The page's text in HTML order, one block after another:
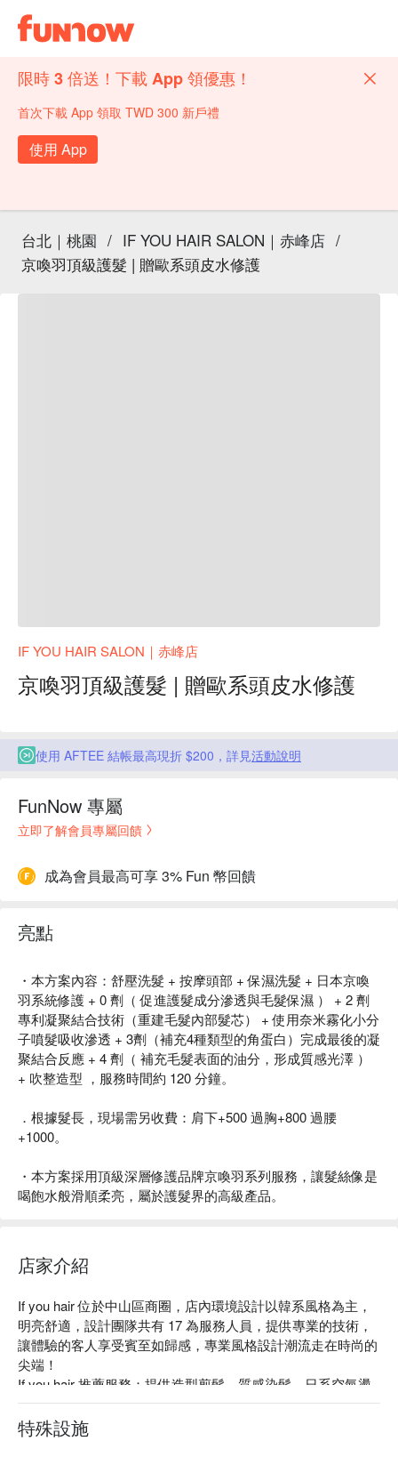
限時 3 倍送！下載 App 領優惠！
首次下載 App 領取 TWD 300 新戶禮
使用 App
台北｜桃園 / IF YOU HAIR SALON｜赤峰店 /
京喚羽頂級護髮 | 贈歐系頭皮水修護
IF YOU HAIR SALON｜赤峰店
京喚羽頂級護髮 | 贈歐系頭皮水修護
使用 AFTEE 結帳最高現折 $200，詳見活動說明
FunNow 專屬
立即了解會員專屬回饋
成為會員最高可享 3% Fun 幣回饋
亮點
・本方案內容：舒壓洗髮 + 按摩頭部 + 保濕洗髮 + 日本京喚
羽系統修護 + 0 劑（ 促進護髮成分滲透與毛髮保濕 ） + 2 劑
專利凝聚結合技術（重建毛髮內部髮芯） + 使用奈米霧化小分
子噴髮吸收滲透 + 3劑（補充4種類型的角蛋白）完成最後的凝
聚結合反應 + 4 劑（ 補充毛髮表面的油分，形成質感光澤 ）
+ 吹整造型 ，服務時間約 120 分鐘。
．根據髮長，現場需另收費：肩下+500 過胸+800 過腰
+1000。
・本方案採用頂級深層修護品牌京喚羽系列服務，讓髮絲像是
喝飽水般滑順柔亮，屬於護髮界的高級產品。
店家介紹
If you hair 位於中山區商圈，店內環境設計以韓系風格為主，
明亮舒適，設計團隊共有 17 為服務人員，提供專業的技術，
讓體驗的客人享受賓至如歸感，專業風格設計潮流走在時尚的
尖端！
If you hair 推薦服務：提供造型剪髮、質感染髮、日系空氣燙
髮、頂級京喚羽護髮系列。
If you hair 評價：4.9 星好評不斷！
If you hair 預約、If you hair 價格立刻查看 ⬇️
特殊設施